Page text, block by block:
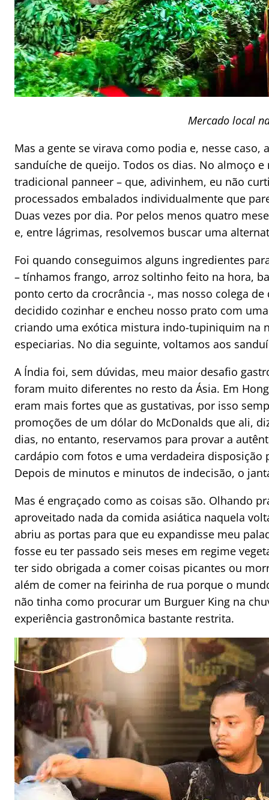
Mercado local
Mas a gente se virava como podia e, nesse
sanduíche de queijo. Todos os dias. No almoço
tradicional panneer – que, adivinhem, eu não
processados embalados individualmente que
Duas vezes por dia. Por pelos menos quatro
e, entre lágrimas, resolvemos buscar uma
Foi quando conseguimos alguns ingredientes
– tínhamos frango, arroz soltinho feito na hora,
ponto certo da crocrância -, mas nosso colega
decidido cozinhar e encheu nosso prato com
criando uma exótica mistura indo-tupiniquim na
especiarias. No dia seguinte, voltamos aos
A Índia foi, sem dúvidas, meu maior desafio
foram muito diferentes no resto da Ásia. Em
eram mais fortes que as gustativas, por isso
promoções de um dólar do McDonalds que ali,
dias, no entanto, reservamos para provar a
cardápio com fotos e uma verdadeira disposição
Depois de minutos e minutos de indecisão, o
Mas é engraçado como as coisas são. Olhando
aproveitado nada da comida asiática naquela
abriu as portas para que eu expandisse meu
fosse eu ter passado seis meses em regime
ter sido obrigada a comer coisas picantes ou
além de comer na feirinha de rua porque o
não tinha como procurar um Burguer King na
experiência gastronômica bastante restrita.